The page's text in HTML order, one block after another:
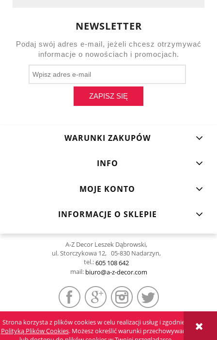
Strona korzysta z plików cookies w celu realizacji usług i zgodnie z
Polityką Plików Cookies. Możesz określić warunki przechowywania
NEWSLETTER
Podaj swój adres e-mail, jeżeli chcesz otrzymywać
informacje o nowościach i promocjach.
ZAPISZ SIĘ
WARUNKI ZAKUPÓW
INFO
MOJE KONTO
INFORMACJE O SKLEPIE
A-Z Decor Leszek Dąbrowski,
ul. Storczykowa 12, 05-830 Nadarzyn,
tel.:605 108 642
mail: biuro@a-z-decor.com
POKAŻ PEŁNĄ WERSJĘ STRONY